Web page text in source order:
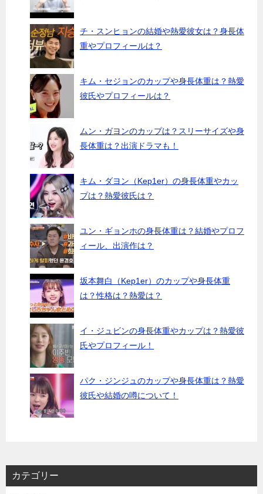
チ・スンヒョンの結婚や熱愛彼女は？身長体
重やプロフィールは？
キム・セジョンのカップや身長体重は？熱愛
彼氏やプロフィールは？
ムン・ガヨンのカップは？スリーサイズや身
長体重は？出演ドラマも！
キム・ダヨン（Kep1er）の身長体重やカッ
プは？熱愛彼氏は？
ユン・ギョンホの身長体重は？結婚やプロフ
ィール、出演作は？
坂本舞白（Kep1er）のカップや身長体重
は？性格は？熱愛は？
イ・ジュビンの身長体重やカップは？熱愛彼
氏やプロフィール！
パク・ジンジュのカップや身長体重は？熱愛
彼氏や結婚の噂について！
カテゴリー